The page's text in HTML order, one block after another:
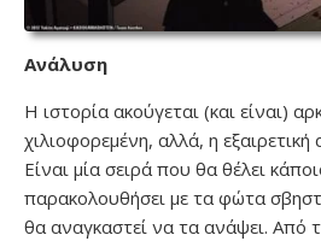
Ανάλυση
Η ιστορία ακούγεται (και είναι)
χιλιοφορεμένη, αλλά, η εξαιρετική
Είναι μία σειρά που θα θέλει
παρακολουθήσει με τα φώτα
θα αναγκαστεί να τα ανάψει. Από